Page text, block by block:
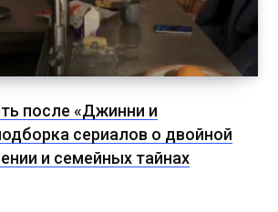
после «Джинни и
сериалов о двойной
и семейных тайнах